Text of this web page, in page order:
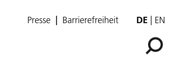
Presse Barrierefreiheit DE EN